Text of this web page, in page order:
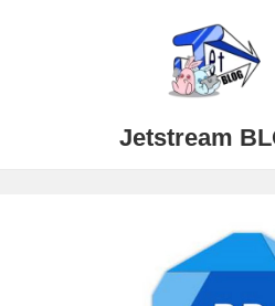
Jetstream